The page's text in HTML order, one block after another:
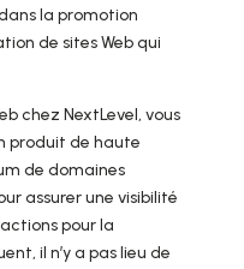
la promotion
de sites Web qui
chez NextLevel, vous
produit de haute
de domaines
assurer une visibilité
pour la
il n’y a pas lieu de